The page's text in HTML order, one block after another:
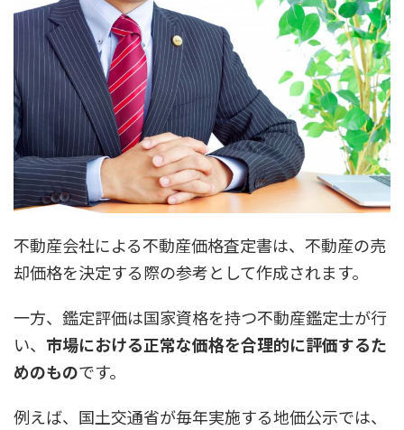
不動産会社による不動産価格査定書は、不動産の売
却価格を決定する際の参考として作成されます。
一方、鑑定評価は国家資格を持つ不動産鑑定士が行
い、 市場における正常な価格を合理的に評価するた
めのものです。
例えば、国土交通省が毎年実施する地価公示では、